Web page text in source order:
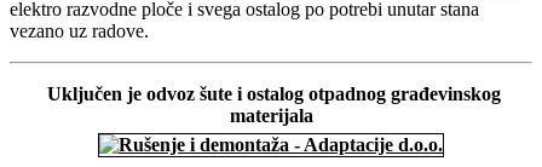
elektro razvodne ploče i svega ostalog po potrebi unutar stana
vezano uz radove.
Uključen je odvoz šute i ostalog otpadnog građevinskog
materijala